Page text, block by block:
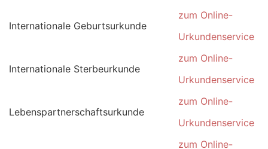
Internationale Geburtsurkunde
zum Online-
Urkundenservice
Internationale Sterbeurkunde
zum Online-
Urkundenservice
Lebenspartnerschaftsurkunde
zum Online-
Urkundenservice
zum Online-